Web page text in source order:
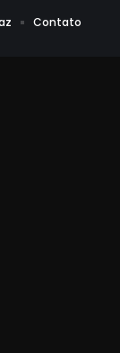
Contato